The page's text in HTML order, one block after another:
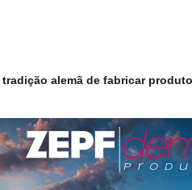
alemã de fabricar